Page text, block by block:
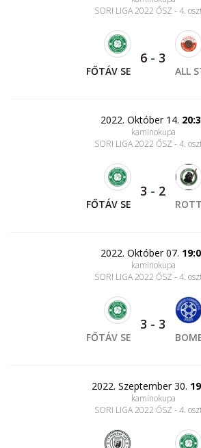
SORI LIGA 2022 ŐSZ - 4.
FŐTÁV SE
6 - 3
ALL
2022. Október 14.
kaminokupa
SORI LIGA 2022 ŐSZ - 4.
FŐTÁV SE
3 - 2
2022. Október 07.
kaminokupa
SORI LIGA 2022 ŐSZ - 4.
FŐTÁV SE
3 - 3
2022. Szeptember 30.
kaminokupa
SORI LIGA 2022 ŐSZ - 4.